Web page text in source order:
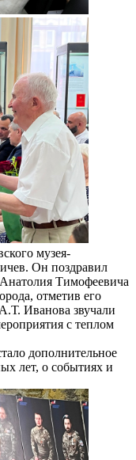
музея-
Он поздравил
Тимофеевича
отметив его
Иванова звучали
с теплом
дополнительное
лет, о событиях и